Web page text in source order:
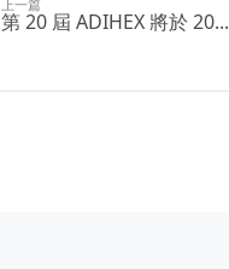
上一篇
第 20 屆 ADIHEX 將於 20...